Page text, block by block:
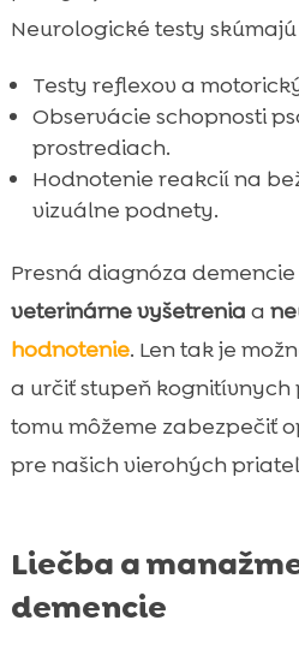
Neurologické testy
Testy reflexov a
Observácie schopnosti
prostrediach.
Hodnotenie reakcií na
vizuálne podnety.
Presná diagnóza
veterinárne vyšetrenia a
hodnotenie. Len tak je
a určiť stupeň kognitívnych
tomu môžeme zabezpečiť
pre našich vierohých
Liečba a
demencie